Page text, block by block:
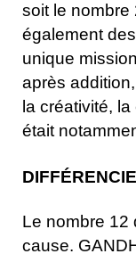
soit le nombre
également
unique
après
la créativité,
était
Le nombre 12
cause.